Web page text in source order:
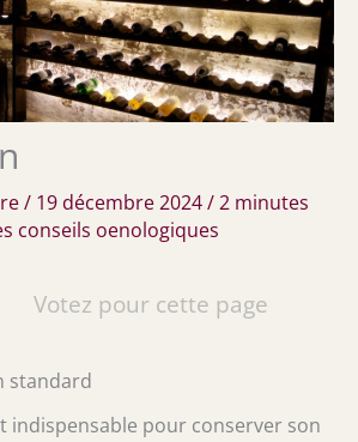
/ 19 décembre 2024/2 minutes
conseils oenologiques
Votez pour cette page
indispensable pour conserver son